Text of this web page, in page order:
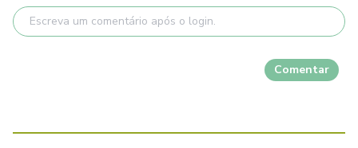
Comentar